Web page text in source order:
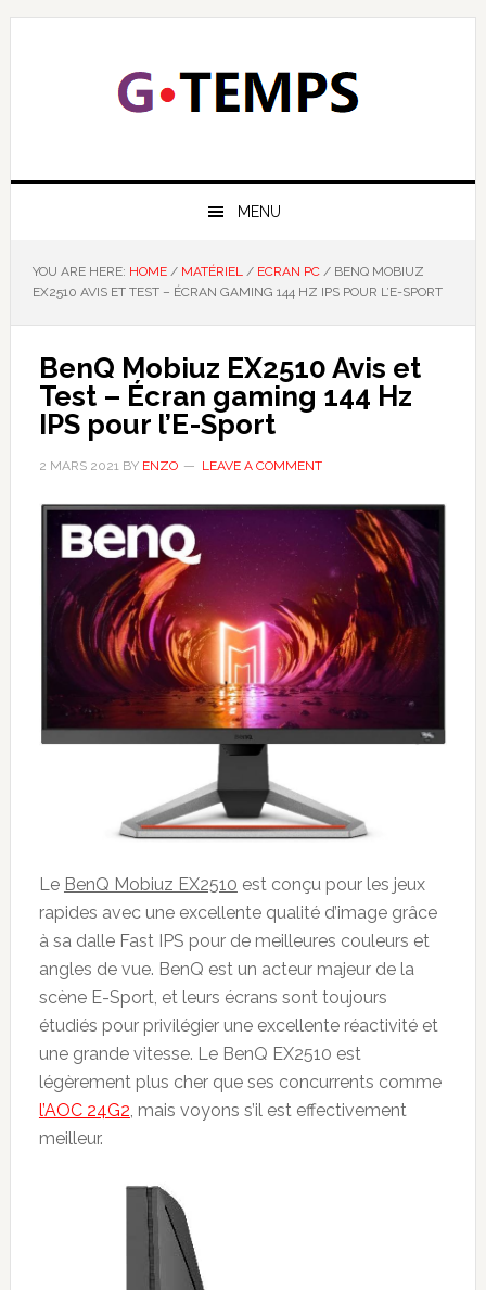
Skip
Skip
Skip
Skip
GTEMPS
MENU
YOU ARE HERE: HOME / MATÉRIEL / ECRAN PC /BENQ MOBIUZ
EX2510 AVIS ET TEST – ÉCRAN GAMING 144 HZ IPS POUR L’E-SPORT
BenQ Mobiuz EX2510 Avis et
Test – Écran gaming 144 Hz
IPS pour l’E-Sport
2 MARS 2021BY ENZO LEAVE A COMMENT
Le BenQ Mobiuz EX2510 est conçu pour les jeux
rapides avec une excellente qualité d’image grâce
à sa dalle Fast IPS pour de meilleures couleurs et
angles de vue. BenQ est un acteur majeur de la
scène E-Sport, et leurs écrans sont toujours
étudiés pour privilégier une excellente réactivité et
une grande vitesse. Le BenQ EX2510 est
légèrement plus cher que ses concurrents comme
l’AOC 24G2, mais voyons s’il est effectivement
meilleur.